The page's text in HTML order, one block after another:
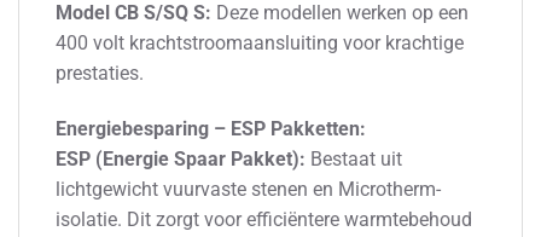
Model CB S/SQ S: Deze modellen werken op een
400 volt krachtstroomaansluiting voor krachtige
prestaties.
Energiebesparing – ESP Pakketten:
ESP (Energie Spaar Pakket): Bestaat uit
lichtgewicht vuurvaste stenen en Microtherm-
isolatie. Dit zorgt voor efficiëntere warmtebehoud